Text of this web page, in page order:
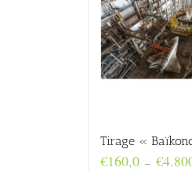
Tirage «
€160,0 – €